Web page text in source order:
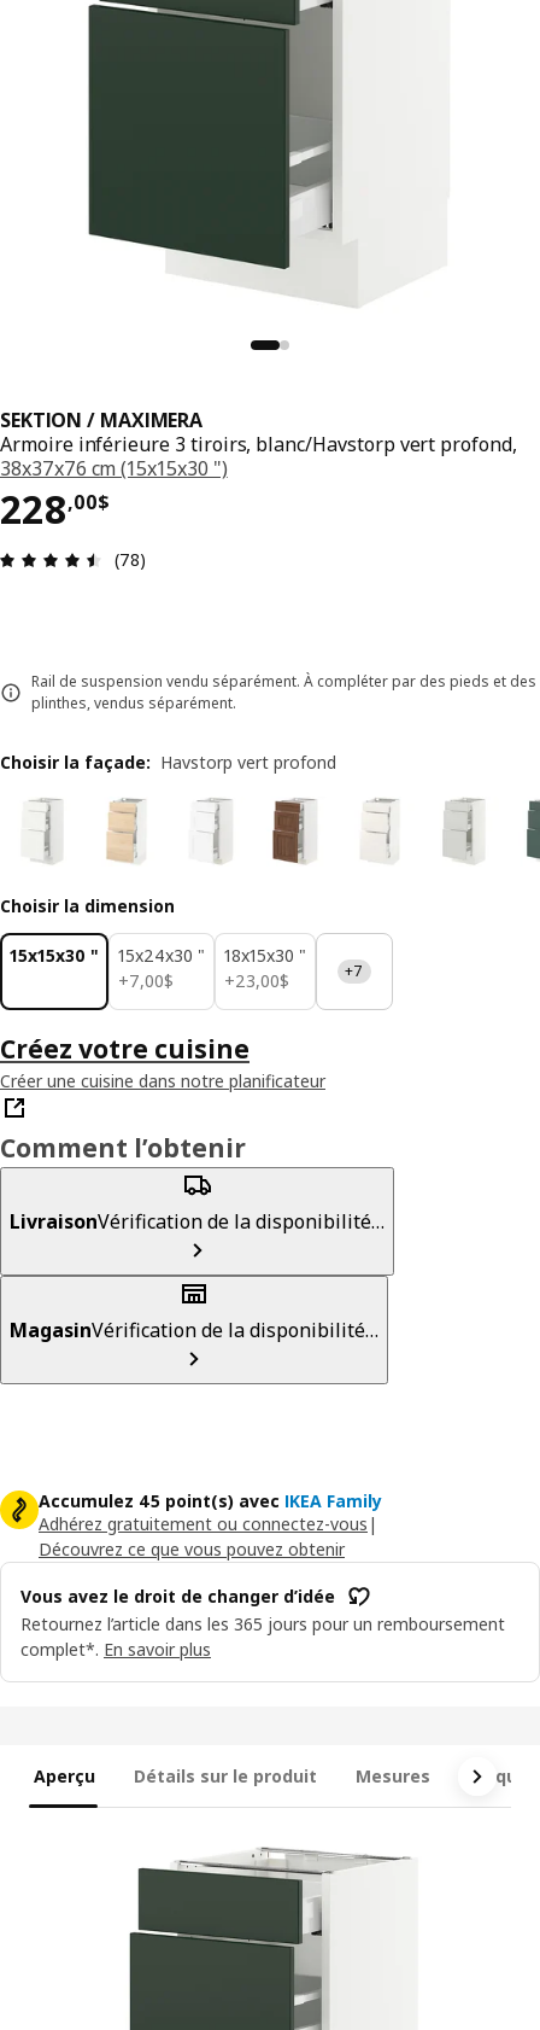
SEKTION / MAXIMERA
Armoire inférieure 3 tiroirs, blanc/Havstorp vert profond,
38x37x76 cm (15x15x30 ")
228,00$
Prix 228,00$
Avis: 4.5 sur 5 étoiles. Nombre total d'avis: 78
(78)
Rail de suspension vendu séparément. À compléter par des pieds et des
plinthes, vendus séparément.
Choisir la façade: Havstorp vert profond
Choisir la dimension
15x15x30 "
15x24x30 "
+7,00$
7,00$
18x15x30 "
+23,00$
23,00$ +7
Créez votre cuisine
Créer une cuisine dans notre planificateur
Comment l’obtenir
LivraisonVérification de la disponibilité…
MagasinVérification de la disponibilité…
Accumulez 45 point(s) avec IKEA Family
Adhérez gratuitement ou connectez-vous |
Découvrez ce que vous pouvez obtenir
Vous avez le droit de changer d’idée
Retournez l’article dans les 365 jours pour un remboursement
complet*. En savoir plus
Aperçu Détails sur le produit Mesures Ce qui